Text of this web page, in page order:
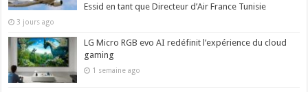
Essid en tant que Directeur d’Air France Tunisie
3 jours ago
LG Micro RGB evo AI redéfinit l’expérience du cloud
gaming
1 semaine ago